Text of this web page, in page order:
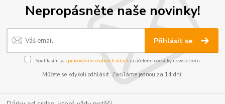
Nepropásněte naše novinky!
Přihlásit se
Souhlasím se zpracováním osobních údajůza účelem rozesílky newsletteru.
Můžete se kdykoli odhlásit. Zasíláme jednou za 14 dní.